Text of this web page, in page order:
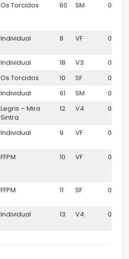
Os Torcidos 60 SM
Individual 8 VF
Individual 18 V3
Os Torcidos 10 SF
Individual 61 SM
Legris – Mira
Sintra
12 V4
Individual 9 VF
FFPM 10 VF
FFPM 11 SF
Individual 13 V4